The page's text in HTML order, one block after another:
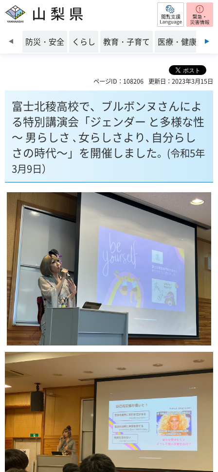
山梨県 閲覧支援
前のスライドを表示
防災・安全 くらし 教育・子育て 医療・健康・福
ページID：108206 更新日：2023年3月15日
富士北稜高校で、ブルボンヌさんによ
る特別講演会「ジェンダー と多様な性
～ 男らしさ ､女らしさより､自分らし
さの時代～」を開催しました。(令和5年
3月9日）